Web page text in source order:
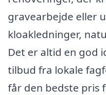
gravearbejde eller
kloakledninger,
Det er altid en god
tilbud fra lokale
får den bedste pris